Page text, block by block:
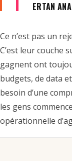
ERTAN
Ce n’est pas un
C’est leur couche
gagnent ont
budgets, de data
besoin d’une
les gens
opérationnelle